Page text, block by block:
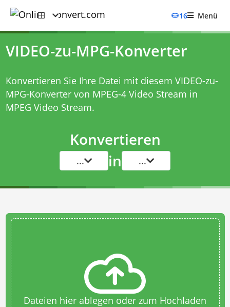
16 Menü
VIDEO-zu-MPG-Konverter
Konvertieren Sie Ihre Datei mit diesem VIDEO-zu-
MPG-Konvertervon MPEG-4 Video Stream in
MPEG Video Stream.
Konvertieren
... in ...
Dateien hier ablegen oder zum Hochladen